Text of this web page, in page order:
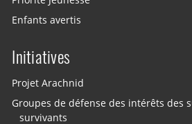
Enfants avertis
Initiatives
Projet Arachnid
Groupes de défense des intérêts des
survivants